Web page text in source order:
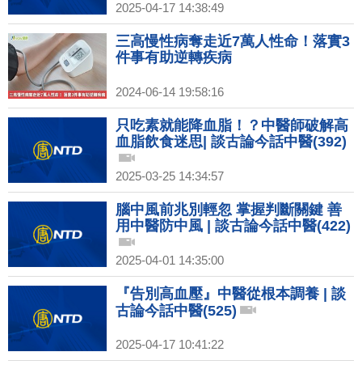
2025-04-17 14:38:49
三高慢性病奪走近7萬人性命！落實3
件事有助逆轉疾病
2024-06-14 19:58:16
只吃素就能降血脂！？中醫師破解高
血脂飲食迷思| 談古論今話中醫(392)
2025-03-25 14:34:57
腦中風前兆別輕忽 掌握判斷關鍵 善
用中醫防中風 | 談古論今話中醫(422)
2025-04-01 14:35:00
『告別高血壓』中醫從根本調養 | 談
古論今話中醫(525)
2025-04-17 10:41:22